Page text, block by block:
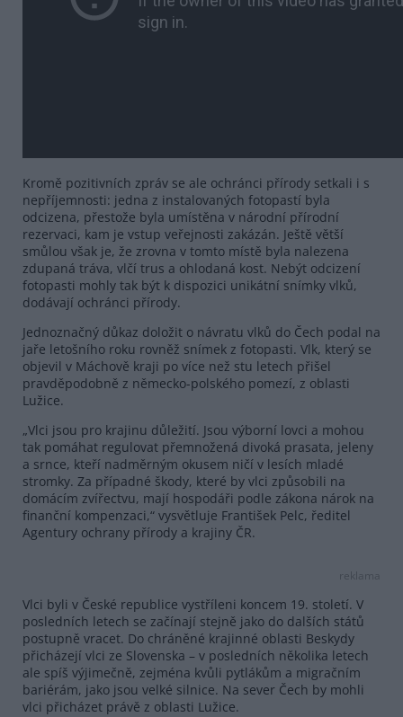
Kromě pozitivních zpráv se ale ochránci přírody setkali i s
nepříjemnosti: jedna z instalovaných fotopastí byla
odcizena, přestože byla umístěna v národní přírodní
rezervaci, kam je vstup veřejnosti zakázán. Ještě větší
smůlou však je, že zrovna v tomto místě byla nalezena
zdupaná tráva, vlčí trus a ohlodaná kost. Nebýt odcizení
fotopasti mohly tak být k dispozici unikátní snímky vlků,
dodávají ochránci přírody.
Jednoznačný důkaz doložit o návratu vlků do Čech podal na
jaře letošního roku rovněž snímek z fotopasti. Vlk, který se
objevil v Máchově kraji po více než stu letech přišel
pravděpodobně z německo-polského pomezí, z oblasti
Lužice.
„Vlci jsou pro krajinu důležití. Jsou výborní lovci a mohou
tak pomáhat regulovat přemnožená divoká prasata, jeleny
a srnce, kteří nadměrným okusem ničí v lesích mladé
stromky. Za případné škody, které by vlci způsobili na
domácím zvířectvu, mají hospodáři podle zákona nárok na
finanční kompenzaci,“ vysvětluje František Pelc, ředitel
Agentury ochrany přírody a krajiny ČR.
reklama
Vlci byli v České republice vystříleni koncem 19. století. V
posledních letech se začínají stejně jako do dalších států
postupně vracet. Do chráněné krajinné oblasti Beskydy
přicházejí vlci ze Slovenska – v posledních několika letech
ale spíš výjimečně, zejména kvůli pytlákům a migračním
bariérám, jako jsou velké silnice. Na sever Čech by mohli
vlci přicházet právě z oblasti Lužice.